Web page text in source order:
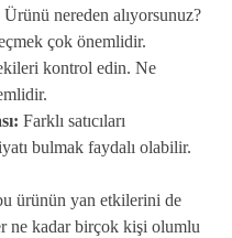
Ürünü nereden alıyorsunuz?
çok önemlidir.
kontrol edin. Ne
Farklı satıcıları
bulmak faydalı olabilir.
ürünün yan etkilerini de
ne kadar birçok kişi olumlu